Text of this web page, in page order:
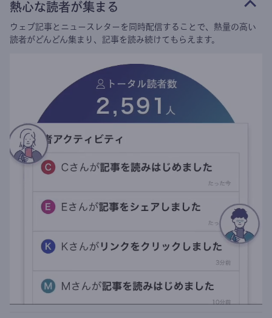
熱心な読者が集まる
ウェブ記事とニュースレターを同時配信することで、熱量の高い
読者がどんどん集まり、記事を読み続けてもらえます。